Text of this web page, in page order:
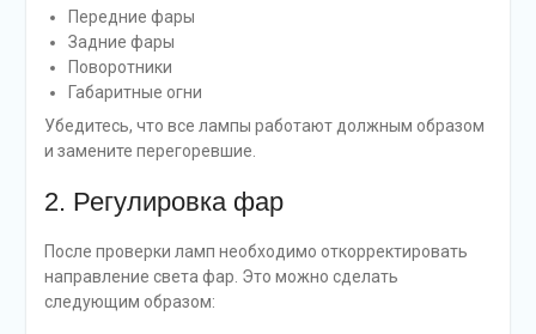
Передние фары
Задние фары
Поворотники
Габаритные огни
Убедитесь, что все лампы работают должным образом
и замените перегоревшие.
2. Регулировка фар
После проверки ламп необходимо откорректировать
направление света фар. Это можно сделать
следующим образом: